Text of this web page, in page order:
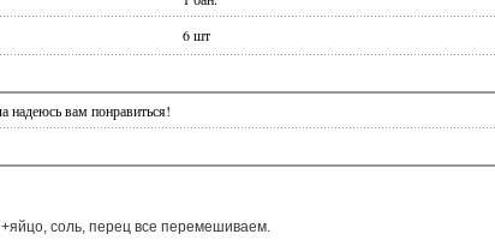
6 шт
надеюсь вам понравиться!
соль, перец все перемешиваем.